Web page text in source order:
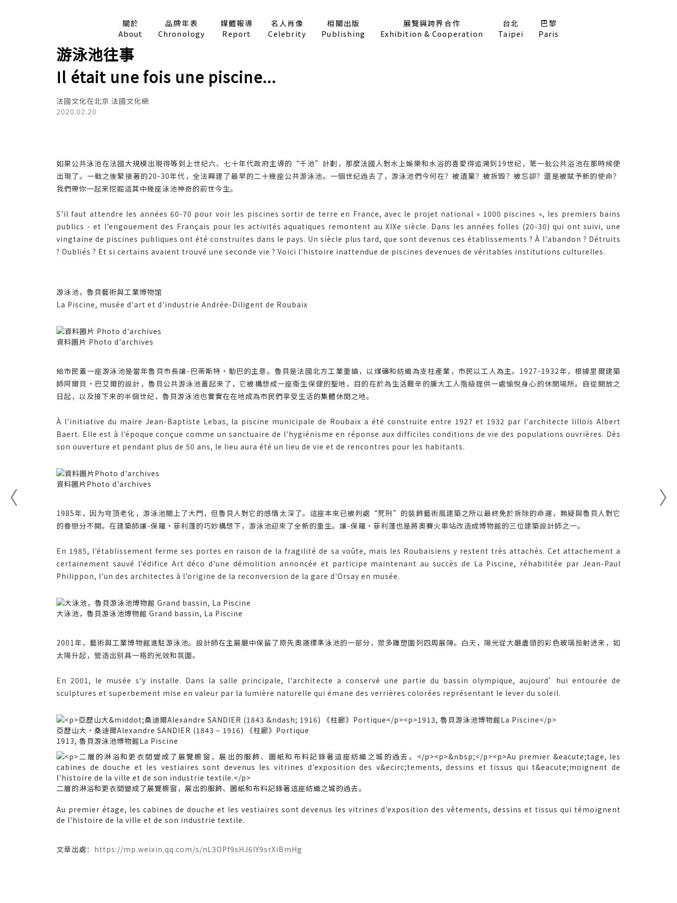
關於
About
品牌年表
Chronology
媒體報導
Report
名人肖像
Celebrity
相關出版
Publishing
展覽與跨界合作
Exhibition & Cooperation
台北
Taipei
巴黎
Paris
游泳池往事
Il était une fois une piscine...
法國文化在北京 法國文化網
2020.02.20
如果公共泳池在法國大規模出現得等到上世纪六、七十年代政府主導的“千池”計劃，那麼法國人對水上娛樂和水浴的喜愛得追溯到19世纪，第一批公共浴池在那時候便
出現了。一戰之後緊接著的20-30年代，全法興建了最早的二十幾座公共游泳池。一個世纪過去了，游泳池們今何在？被遺棄？被拆毀？被忘卻？還是被賦予新的使命？
我們帶你一起来挖掘這其中幾座泳池神奇的前世今生。
S'il faut attendre les années 60-70 pour voir les piscines sortir de terre en France, avec le projet national « 1000 piscines », les premiers bains
publics - et l'engouement des Français pour les activités aquatiques remontent au XIXe siècle. Dans les années folles (20-30) qui ont suivi, une
vingtaine de piscines publiques ont été construites dans le pays. Un siècle plus tard, que sont devenus ces établissements ? À l'abandon ? Détruits
? Oubliés ? Et si certains avaient trouvé une seconde vie ? Voici l'histoire inattendue de piscines devenues de véritables institutions culturelles.
游泳池，魯貝藝術與工業博物馆
La Piscine, musée d'art et d'industrie Andrée-Diligent de Roubaix
資料圖片 Photo d'archives
給市民蓋一座游泳池是當年魯貝市長讓-巴蒂斯特·勒巴的主意。魯貝是法國北方工業重鎮，以煤礦和紡織為支柱產業，市民以工人為主。1927-1932年，根據里爾建築
師阿爾貝·巴艾爾的設計，魯貝公共游泳池蓋起来了，它被構想成一座衛生保健的聖地，目的在於為生活艱辛的廣大工人階級提供一處愉悅身心的休閒場所。自從開放之
日起，以及接下来的半個世纪，魯貝游泳池也實實在在地成為市民們享受生活的集體休閒之地。
À l'initiative du maire Jean-Baptiste Lebas, la piscine municipale de Roubaix a été construite entre 1927 et 1932 par l'architecte lillois Albert
Baert. Elle est à l'époque conçue comme un sanctuaire de l'hygiénisme en réponse aux difficiles conditions de vie des populations ouvrières. Dès
son ouverture et pendant plus de 50 ans, le lieu aura été un lieu de vie et de rencontres pour les habitants.
資料圖片Photo d'archives
1985年，因为穹頂老化，游泳池關上了大門，但魯貝人對它的感情太深了。這座本來已被判處“死刑”的裝飾藝術風建築之所以最終免於拆除的命運，無疑與魯貝人對它
的眷戀分不開。在建築師讓-保羅·菲利蓬的巧妙構想下，游泳池迎來了全新的重生。讓-保羅·菲利蓬也是將奧賽火車站改造成博物館的三位建築設計師之一。
En 1985, l'établissement ferme ses portes en raison de la fragilité de sa voûte, mais les Roubaisiens y restent très attachés. Cet attachement a
certainement sauvé l'édifice Art déco d'une démolition annoncée et participe maintenant au succès de La Piscine, réhabilitée par Jean-Paul
Philippon, l'un des architectes à l'origine de la reconversion de la gare d'Orsay en musée.
大泳池，魯貝游泳池博物館 Grand bassin, La Piscine
2001年，藝術與工業博物館進駐游泳池。設計師在主展廳中保留了原先奧運標準泳池的一部分，眾多雕塑圍列四周展陳。白天，陽光從大廳盡頭的彩色玻璃投射进来，如
太陽升起，營造出别具一格的光效和氛圍。
En 2001, le musée s'y installe. Dans la salle principale, l'architecte a conservé une partie du bassin olympique, aujourd’hui entourée de
sculptures et superbement mise en valeur par la lumière naturelle qui émane des verrières colorées représentant le lever du soleil.
亞歷山大·桑迪爾Alexandre SANDIER (1843 – 1916) 《柱廊》Portique
1913, 魯貝游泳池博物館La Piscine
二層的淋浴和更衣間變成了展覽櫥窗，展出的服飾、圖紙和布料記錄著這座紡織之城的過去。
Au premier étage, les cabines de douche et les vestiaires sont devenus les vitrines d'exposition des vêtements, dessins et tissus qui témoignent
de l'histoire de la ville et de son industrie textile.
文章出處： https://mp.weixin.qq.com/s/nL3OPf9sHJ6IY9srXiBmHg